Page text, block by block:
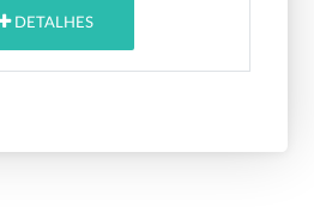
DETALHES